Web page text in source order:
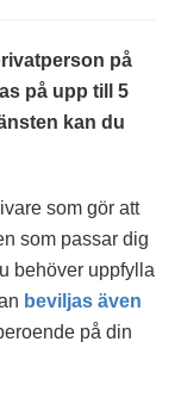
på
på upp till 5
kan du
som gör att
som passar dig
behöver uppfylla
beviljas även
på din